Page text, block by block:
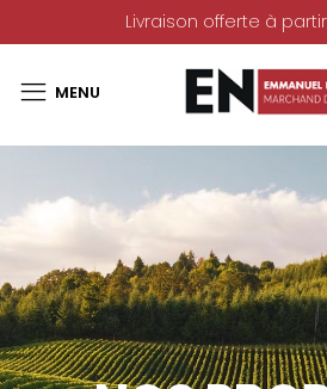
Livraison offerte à